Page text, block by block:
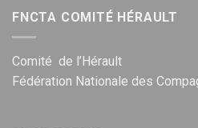
FNCTA COMITÉ HÉRAULT
Comité de l’Hérault
Fédération Nationale des